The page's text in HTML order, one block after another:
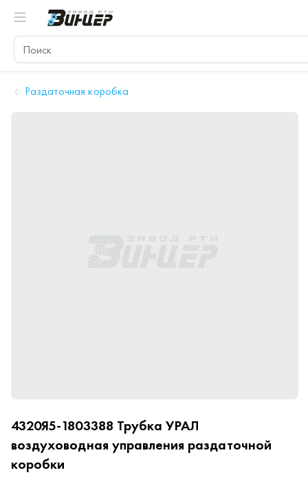
Раздаточная коробка
4320Я5-1803388 Трубка УРАЛ
воздуховодная управления раздаточной
коробки